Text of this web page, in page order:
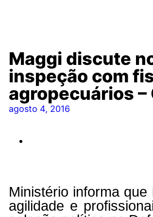
Maggi discute
inspeção com
agropecuários –
agosto 4, 2016
Ministério informa
agilidade e